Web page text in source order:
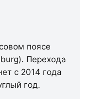
поясе
Перехода
с 2014 года
год.